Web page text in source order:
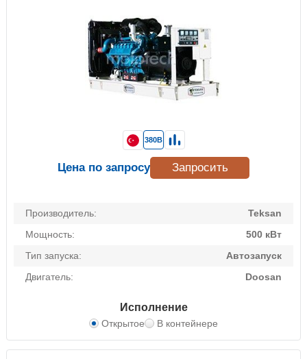
Производитель:
Teksan
Мощность:
500 кВт
Тип запуска:
Автозапуск
Двигатель:
Doosan
Исполнение
Открытое В контейнере
380В
Цена по запросу Запросить